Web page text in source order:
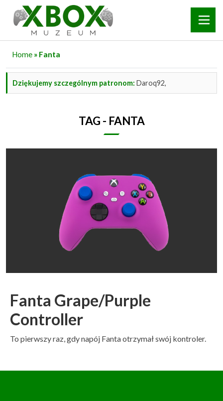
Home » Fanta
Dziękujemy szczególnym patronom: Daroq92,
TAG - FANTA
Fanta Grape/Purple
Controller
To pierwszy raz, gdy napój Fanta otrzymał swój kontroler.